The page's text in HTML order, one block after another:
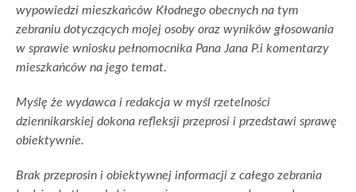
wypowiedzi mieszkańców Kłodnego obecnych na tym
zebraniu dotyczących mojej osoby oraz wyników głosowania
w sprawie wniosku pełnomocnika Pana Jana P.i komentarzy
mieszkańców na jego temat.
Myślę że wydawca i redakcja w myśl rzetelności
dziennikarskiej dokona refleksji przeprosi i przedstawi sprawę
obiektywnie.
Brak przeprosin i obiektywnej informacji z całego zebrania